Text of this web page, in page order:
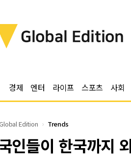
리
Global Edition
경제 엔터 라이프 스포츠 사회
Edition Trends
인들이 한국까지